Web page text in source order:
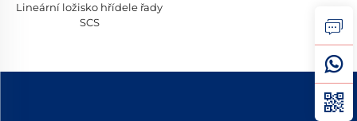
Lineární ložisko hřídele řady
SCS